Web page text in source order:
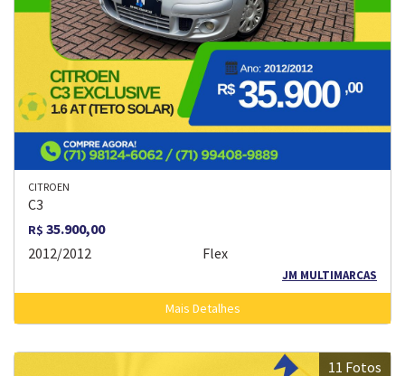
CITROEN
C3
R$ 35.900,00
2012/2012
Flex
JM MULTIMARCAS
Mais Detalhes
11 Fotos